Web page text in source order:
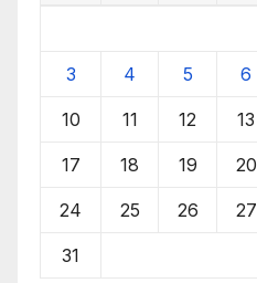
3 4 5 6
10 11 12 13
17 18 19 20
24 25 26 27
31